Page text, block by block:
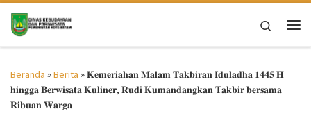
Skip to content
Search
Beranda »Berita »𝐊𝐞𝐦𝐞𝐫𝐢𝐚𝐡𝐚𝐧 𝐌𝐚𝐥𝐚𝐦 𝐓𝐚𝐤𝐛𝐢𝐫𝐚𝐧 𝐈𝐝𝐮𝐥𝐚𝐝𝐡𝐚 𝟏𝟒𝟒𝟓 𝐇
𝐡𝐢𝐧𝐠𝐠𝐚 𝐁𝐞𝐫𝐰𝐢𝐬𝐚𝐭𝐚 𝐊𝐮𝐥𝐢𝐧𝐞𝐫, 𝐑𝐮𝐝𝐢 𝐊𝐮𝐦𝐚𝐧𝐝𝐚𝐧𝐠𝐤𝐚𝐧 𝐓𝐚𝐤𝐛𝐢𝐫 𝐛𝐞𝐫𝐬𝐚𝐦𝐚
𝐑𝐢𝐛𝐮𝐚𝐧 𝐖𝐚𝐫𝐠𝐚